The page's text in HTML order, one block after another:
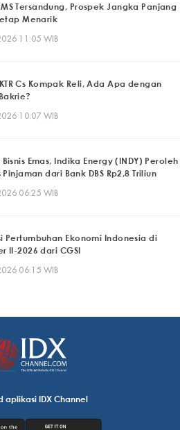
Tersandung, Prospek Jangka Panjang
Menarik
11:05 WIB
Cs Kompak Reli, Ada Apa dengan
10:07 WIB
Emas, Indika Energy (INDY) Peroleh
Pinjaman dari Bank DBS Rp2,8 Triliun
06:25 WIB
Pertumbuhan Ekonomi Indonesia di
II-2026 dari CGSI
06:15 WIB
aplikasi IDX Channel